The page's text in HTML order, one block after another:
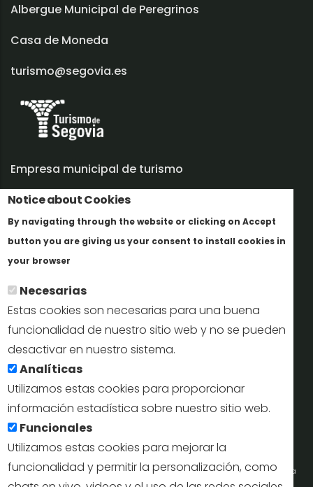
Notice about Cookies
By navigating through the website or clicking on Accept
button you are giving us your consent to install cookies in
your browser
Necesarias
Estas cookies son necesarias para una buena
funcionalidad de nuestro sitio web y no se pueden
desactivar en nuestro sistema.
Analíticas
Utilizamos estas cookies para proporcionar
información estadística sobre nuestro sitio web.
Funcionales
Utilizamos estas cookies para mejorar la
funcionalidad y permitir la personalización, como
Albergue Municipal de Peregrinos
Casa de Moneda
turismo@segovia.es
Empresa municipal de turismo
Trabaja con nosotros
Informes y documentación
Perfil del contratante
Oficinas de Turismo
reservas@turismodesegovia.com
info@turismodesegovia.com
Aviso legal |
Portal de la Concejalía de Turismo (Ayuntamiento de Segovia) y la Empresa